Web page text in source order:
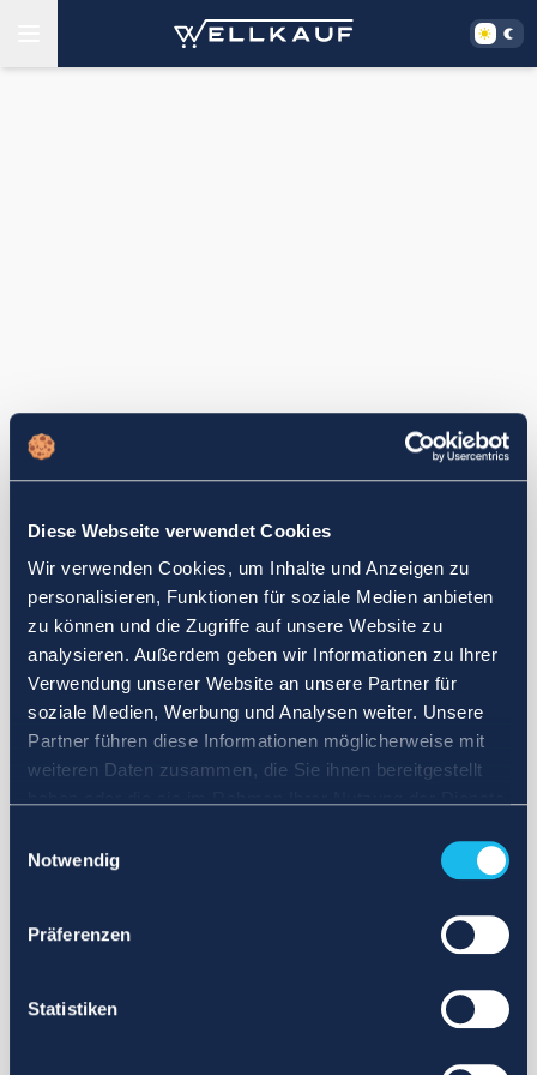
Diese Webseite verwendet Cookies
Wir verwenden Cookies, um Inhalte und Anzeigen zu
personalisieren, Funktionen für soziale Medien anbieten
zu können und die Zugriffe auf unsere Website zu
analysieren. Außerdem geben wir Informationen zu Ihrer
Verwendung unserer Website an unsere Partner für
soziale Medien, Werbung und Analysen weiter. Unsere
Partner führen diese Informationen möglicherweise mit
weiteren Daten zusammen, die Sie ihnen bereitgestellt
Notwendig
Präferenzen
Statistiken